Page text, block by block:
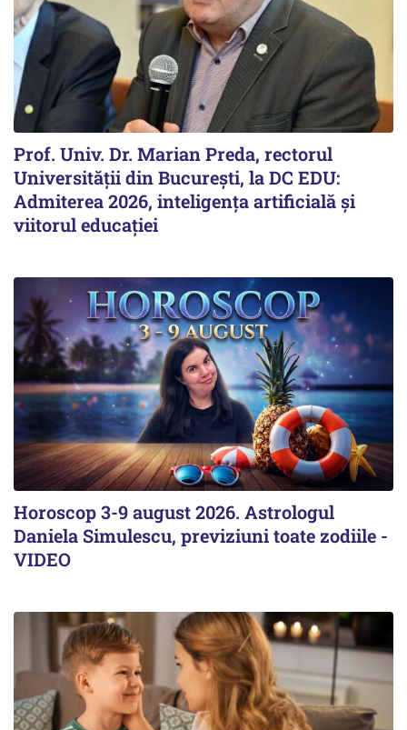
Prof. Univ. Dr. Marian Preda, rectorul
Universității din București, la DC EDU:
Admiterea 2026, inteligența artificială și
viitorul educației
Horoscop 3-9 august 2026. Astrologul
Daniela Simulescu, previziuni toate zodiile -
VIDEO